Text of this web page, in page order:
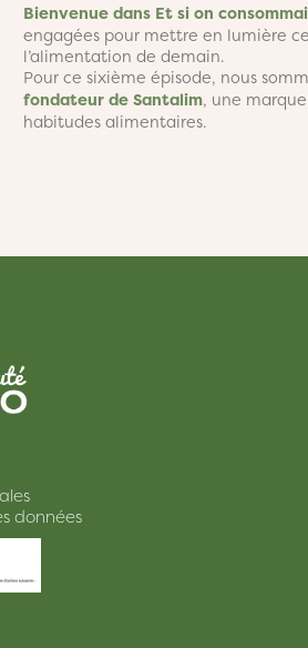
Bienvenue dans Et si on
engagées pour mettre en lumière
l’alimentation de demain. Pour ce
Mireille Navarrete, chercheuse à
accompagner les agriculteurs et
vers des pratiques plus durables.
données